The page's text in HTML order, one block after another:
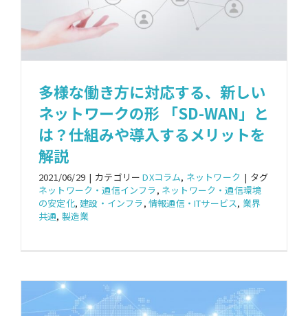
多様な働き方に対応する、新しい
ネットワークの形 「SD-WAN」と
は？仕組みや導入するメリットを
解説
2021/06/29 | カテゴリーDXコラム, ネットワーク | タグ
ネットワーク・通信インフラ, ネットワーク・通信環境
の安定化,建設・インフラ,情報通信・ITサービス, 業界
共通, 製造業